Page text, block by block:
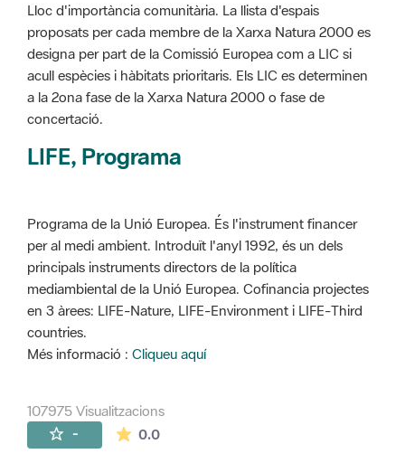
Lloc d'importància comunitària. La llista d'espais
proposats per cada membre de la Xarxa Natura 2000 es
designa per part de la Comissió Europea com a LIC si
acull espècies i hàbitats prioritaris. Els LIC es determinen
a la 2ona fase de la Xarxa Natura 2000 o fase de
concertació.
LIFE, Programa
Programa de la Unió Europea. És l'instrument financer
per al medi ambient. Introduït l'anyl 1992, és un dels
principals instruments directors de la política
mediambiental de la Unió Europea. Cofinancia projectes
en 3 àrees: LIFE-Nature, LIFE-Environment i LIFE-Third
countries.
Més informació : Cliqueu aquí
107975 Visualitzacions
- 0.0La mitjana de les valoracions és de 0